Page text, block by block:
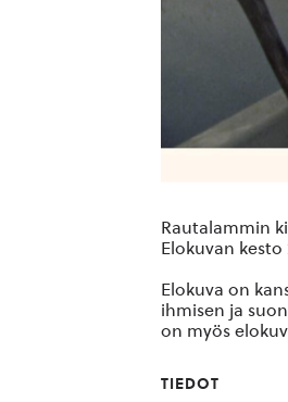
Rautalammin
Elokuvan
Elokuva on
ihmisen ja
on myös
TIEDOT